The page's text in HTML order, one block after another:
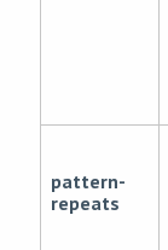
pattern-
repeats